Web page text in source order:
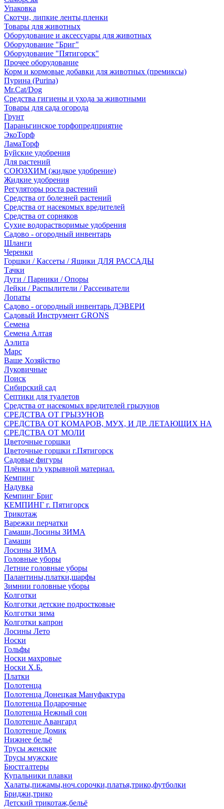
Упаковка
Скотчи, липкие ленты,пленки
Товары для животных
Оборудование и аксессуары для животных
Оборудование "Бриг"
Оборудование "Пятигорск"
Прочее оборудование
Корм и кормовые добавки для животных (премиксы)
Пурина (Purina)
Mr.Cat/Dog
Средства гигиены и ухода за животными
Товары для сада огорода
Грунт
Параньгинское торфопредприятие
ЭкоТорф
ЛамаТорф
Буйские удобрения
Для растений
СОЮЗХИМ (жидкое удобрение)
Жидкие удобрения
Регуляторы роста растений
Средства от болезней растений
Средства от насекомых вредителей
Средства от сорняков
Сухие водорастворимые удобрения
Садово - огородный инвентарь
Шланги
Черенки
Горшки / Кассеты / Ящики ДЛЯ РАССАДЫ
Тачки
Дуги / Парники / Опоры
Лейки / Распылители / Рассеиватели
Лопаты
Садово - огородный инвентарь ДЭВЕРИ
Садовый Инструмент GRONS
Семена
Семена Алтая
Аэлита
Марс
Ваше Хозяйство
Луковичные
Поиск
Сибирский сад
Септики для туалетов
Средства от насекомых вредителей грызунов
СPEДСТВА ОТ ГРЫЗУНОВ
СРЕДСТВА ОТ КОМАРОВ, МУХ, И ДР. ЛЕТАЮЩИХ НА
СРЕДСТВА ОТ МОЛИ
Цветочные горшки
Цветочные горшки г.Пятигорск
Садовые фигуры
Плёнки п/э укрывной материал.
Кемпинг
Надувка
Кемпинг Бриг
КЕМПИНГ г. Пятигорск
Трикотаж
Варежки перчатки
Гамаши,Лосины ЗИМА
Гамаши
Лосины ЗИМА
Головные уборы
Летние головные уборы
Палантины,платки,шарфы
Зимнии головные уборы
Колготки
Колготки детские подростковые
Колготки зима
Колготки капрон
Лосины Лето
Носки
Гольфы
Носки махровые
Носки Х.Б.
Платки
Полотенца
Полотенца Донецкая Мануфактура
Полотенца Подарочные
Полотенца Нежный сон
Полотенце Авангард
Полотенце Домик
Нижнее бельё
Трусы женские
Трусы мужские
Бюстгалтеры
Купальники плавки
Халаты,пижамы,ноч.сорочки,платья,трико,футболки
Бриджи,трико
Детский трикотаж,бельё